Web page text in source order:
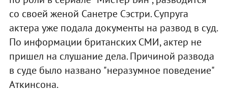
со своей женой Санетре Сэстри. Супруга
актера уже подала документы на развод в суд.
По информации британских СМИ, актер не
пришел на слушание дела. Причиной развода
в суде было названо "неразумное поведение"
Аткинсона.